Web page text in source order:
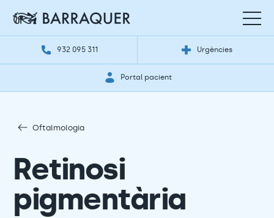
932 095 311 Urgències
Portal pacient
Oftalmologia
Retinosi
pigmentària